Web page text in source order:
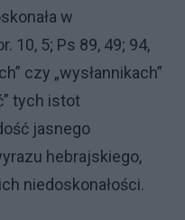
w
10, 5; Ps 89, 49; 94,
czy „wysłannikach”
tych istot
jasne­go
hebrajskiego,
niedoskonałości.